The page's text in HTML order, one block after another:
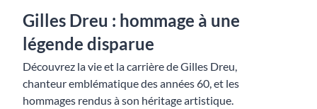
Gilles Dreu : hommage à une
légende disparue
Découvrez la vie et la carrière de Gilles Dreu,
chanteur emblématique des années 60, et les
hommages rendus à son héritage artistique.